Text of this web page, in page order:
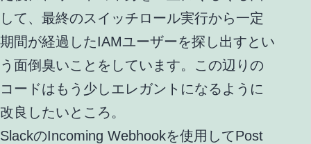
して、最終のスイッチロール実行から一定
期間が経過したIAMユーザーを探し出すとい
う面倒臭いことをしています。この辺りの
コードはもう少しエレガントになるように
改良したいところ。
SlackのIncoming Webhookを使用してPost